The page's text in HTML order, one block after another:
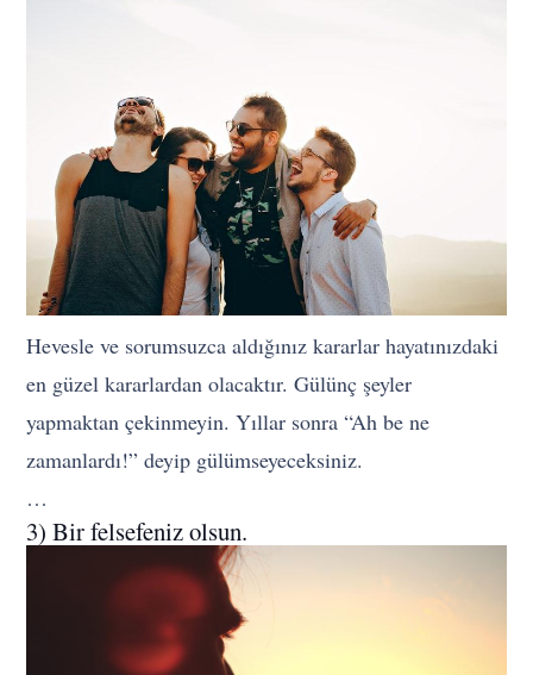
Hevesle ve sorumsuzca aldığınız kararlar hayatınızdaki
en güzel kararlardan olacaktır. Gülünç şeyler
yapmaktan çekinmeyin. Yıllar sonra “Ah be ne
zamanlardı!” deyip gülümseyeceksiniz.
…
3) Bir felsefeniz olsun.